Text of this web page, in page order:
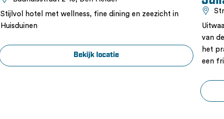
Stijlvol hotel met wellness, fine dining en zeezicht in
Huisduinen
Bekijk locatie
van
het
een